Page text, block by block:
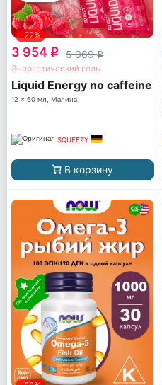
-22%
3 954 q 5 069q
Энергетический гель
Liquid Energy no caffeine
12 x 60 мл, Малина
SQUEEZY
В корзину